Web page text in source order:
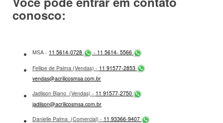
conosco:
MSA - 11 5614-0728 - 11 5614- 5566
Fellipe de Palma (Vendas) - 11 91577-2853
vendas@acrilicosmsa.com.br
Jadilson Biano (Vendas) - 11 91577-2750
jadilson@acrilicosmsa.com.br
Danielle Palma (Comercial) - 11 93366-9407